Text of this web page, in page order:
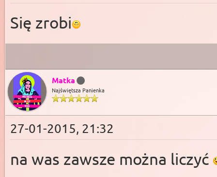
Się zrobi
Matka
Najświętsza Panienka
27-01-2015, 21:32
na was zawsze można liczyć